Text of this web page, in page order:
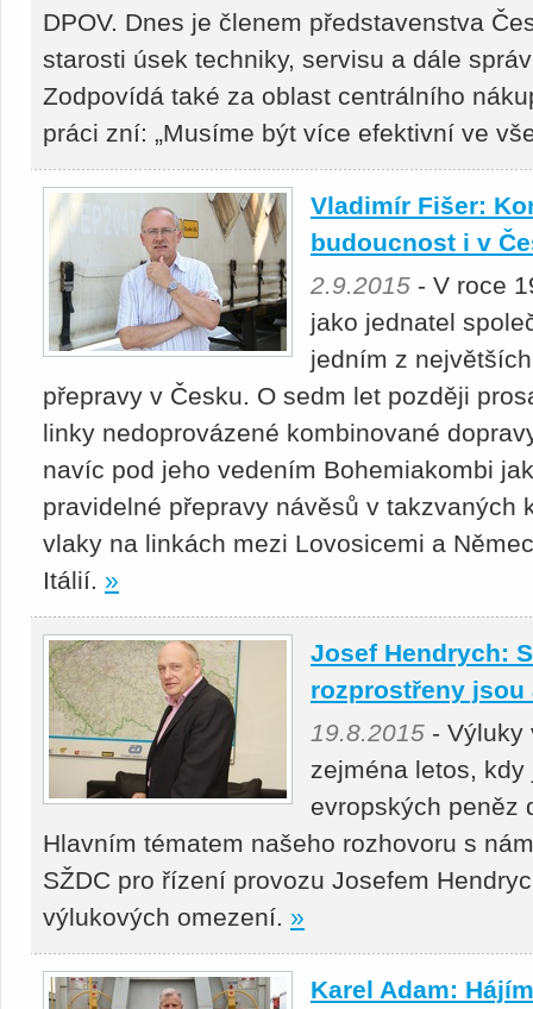
DPOV. Dnes je členem představenstva
starosti úsek techniky, servisu a dále
Zodpovídá také za oblast centrálního
práci zní: „Musíme být více efektivní ve
Vladimír Fišer:
budoucnost i v
2.9.2015 - V roce
jako jednatel
jedním z
přepravy v Česku. O sedm let později
linky nedoprovázené kombinované
navíc pod jeho vedením Bohemiakombi
pravidelné přepravy návěsů v takzvaných
vlaky na linkách mezi Lovosicemi a
Itálií. »
Josef Hendrych:
rozprostřeny jsou
19.8.2015 - Výluky
zejména letos,
evropských peněz
Hlavním tématem našeho rozhovoru s
SŽDC pro řízení provozu Josefem
výlukových omezení. »
Karel Adam: